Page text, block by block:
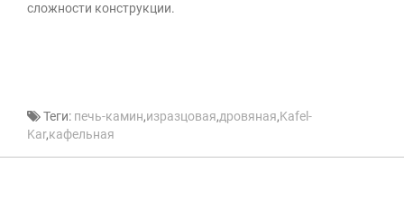
сложности конструкции.
Теги: печь-камин,изразцовая,дровяная,Kafel-
Kar,кафельная